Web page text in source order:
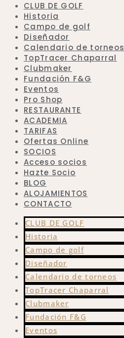
CLUB DE GOLF
Historia
Campo de golf
Diseñador
Calendario de torneos
TopTracer Chaparral
Clubmaker
Fundación F&G
Eventos
Pro Shop
RESTAURANTE
ACADEMIA
TARIFAS
Ofertas Online
SOCIOS
Acceso socios
Hazte Socio
BLOG
ALOJAMIENTOS
CONTACTO
CLUB DE GOLF
Historia
Campo de golf
Diseñador
Calendario de torneos
TopTracer Chaparral
Clubmaker
Fundación F&G
Eventos